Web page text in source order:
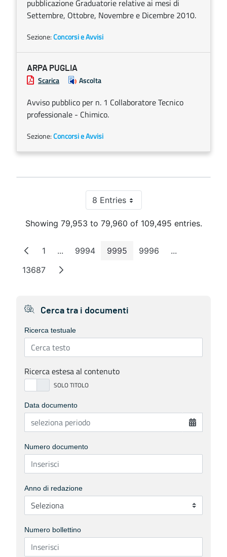
pubblicazione Graduatorie relative ai mesi di
Settembre, Ottobre, Novembre e Dicembre 2010.
Sezione:Concorsi e Avvisi
ARPA PUGLIA
Scarica Ascolta
Avviso pubblico per n. 1 Collaboratore Tecnico
professionale - Chimico.
Sezione:Concorsi e Avvisi
8 EntriesPer Page
Showing 79,953 to 79,960 of 109,495 entries.
Page
1 ...Intermediate Pages
Page
9994 Page
9995 Page
9996 ...Intermediate
Page
13687
Cerca tra i documenti
Ricerca testuale
Ricerca estesa al contenuto
Data documento
Numero documento
Anno di redazione
Numero bollettino